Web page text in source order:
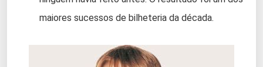
maiores sucessos de bilheteria da década.